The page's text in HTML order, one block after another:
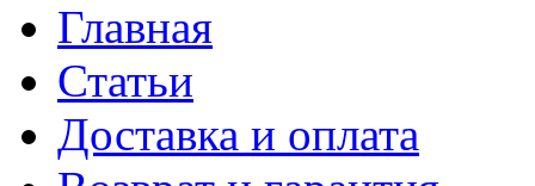
Главная
Статьи
Доставка и оплата